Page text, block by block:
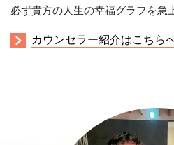
必ず貴方の人生の幸福グラフを急
カウンセラー紹介はこちら